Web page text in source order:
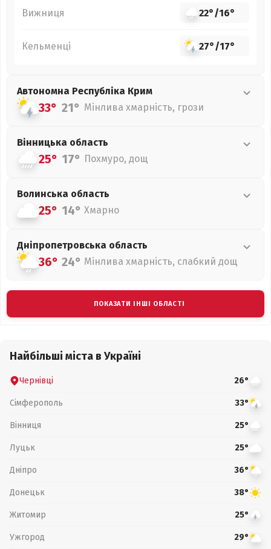
Вижниця 22°/16°
Кельменці 27°/17°
Автономна Республіка Крим
33° 21° Мінлива хмарність, грози
Вінницька область
25° 17° Похмуро, дощ
Волинська область
25° 14° Хмарно
Дніпропетровська область
36° 24° Мінлива хмарність, слабкий дощ
ПОКАЗАТИ ІНШІ ОБЛАСТІ
Найбільші міста в Україні
Чернівці 26°
Сімферополь 33°
Вінниця 25°
Луцьк 25°
Дніпро 36°
Донецьк 38°
Житомир 25°
Ужгород 29°